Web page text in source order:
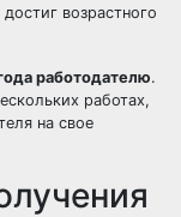
возрастного
работодателю.
работах,
на свое